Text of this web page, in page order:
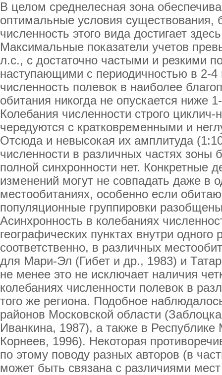
В целом среднелесная зона
оптимальные условия существования,
численность этого вида достигает
Максимальные показатели учетов
л.с., с достаточно частыми и резкими
наступающими с периодичностью в 2-4
численность полевок в наиболее
обитания никогда не опускается ниже
Колебания численности строго
чередуются с кратковременными и
Отсюда и невысокая их амплитуда
численности в различных частях зоны
полной синхронности нет. Конкретные
изменений могут не совпадать даже в
местообитаниях, особенно если
популяционные группировки
Асинхронность в колебаниях
географических пунктах внутри одного
соответственно, в различных
для Мари-Эл (Гибет и др., 1983) и
не менее это не исключает наличия
колебаниях численности полевок в
того же региона. Подобное
районов Московской области
Иванкина, 1987), а также в
Корнеев, 1996). Некоторая
по этому поводу разных авторов (в
может быть связана с различиями